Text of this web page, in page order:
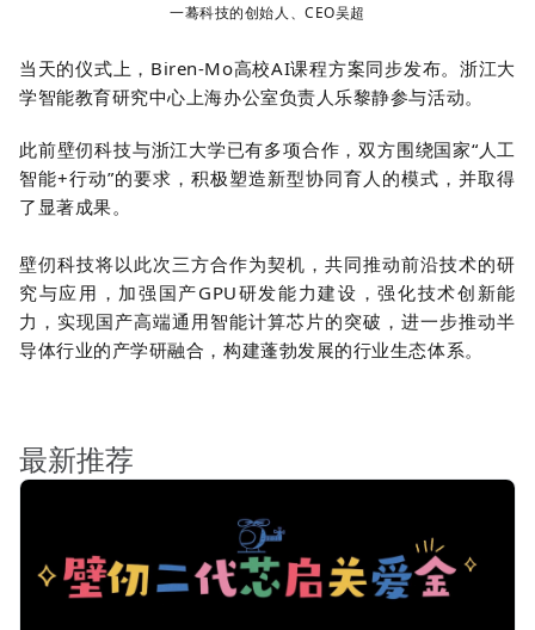
一蓦科技的创始人、CEO吴超
当天的仪式上，Biren-Mo高校AI课程方案同步发布。浙江大
学智能教育研究中心上海办公室负责人乐黎静参与活动。
此前壁仞科技与浙江大学已有多项合作，双方围绕国家“人工
智能+行动”的要求，积极塑造新型协同育人的模式，并取得
了显著成果。
壁仞科技将以此次三方合作为契机，共同推动前沿技术的研
究与应用，加强国产GPU研发能力建设，强化技术创新能
力，实现国产高端通用智能计算芯片的突破，进一步推动半
导体行业的产学研融合，构建蓬勃发展的行业生态体系。
最新推荐